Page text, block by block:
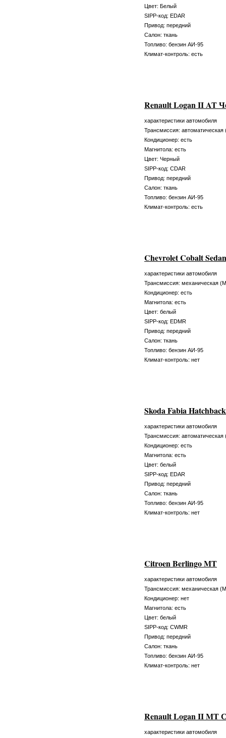
Цвет: Белый
SIPP-код: EDAR
Привод: передний
Салон: ткань
Топливо: бензин АИ-95
Климат-контроль: есть
Renault Logan II AT
характеристики автомобиля
Трансмиссия: автоматическая
Кондиционер: есть
Магнитола: есть
Цвет: Черный
SIPP-код: CDAR
Привод: передний
Салон: ткань
Топливо: бензин АИ-95
Климат-контроль: есть
Chevrolet Cobalt
характеристики автомобиля
Трансмиссия: механическая
Кондиционер: есть
Магнитола: есть
Цвет: белый
SIPP-код: EDMR
Привод: передний
Салон: ткань
Топливо: бензин АИ-95
Климат-контроль: нет
Skoda Fabia
характеристики автомобиля
Трансмиссия: автоматическая
Кондиционер: есть
Магнитола: есть
Цвет: белый
SIPP-код: EDAR
Привод: передний
Салон: ткань
Топливо: бензин АИ-95
Климат-контроль: нет
Citroen Berlingo MT
характеристики автомобиля
Трансмиссия: механическая
Кондиционер: нет
Магнитола: есть
Цвет: белый
SIPP-код: CWMR
Привод: передний
Салон: ткань
Топливо: бензин АИ-95
Климат-контроль: нет
Renault Logan II MT
характеристики автомобиля